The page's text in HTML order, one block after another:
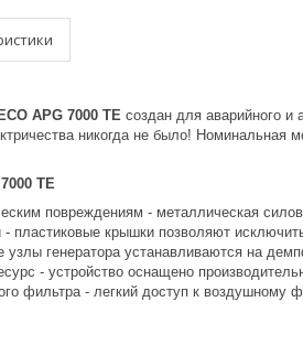
APG 7000 TE создан для аварийного и
никогда не было!
TE
повреждениям - металлическая
пластиковые крышки позволяют
генератора устанавливаются на
- устройство оснащено
фильтра - легкий доступ к воздушному